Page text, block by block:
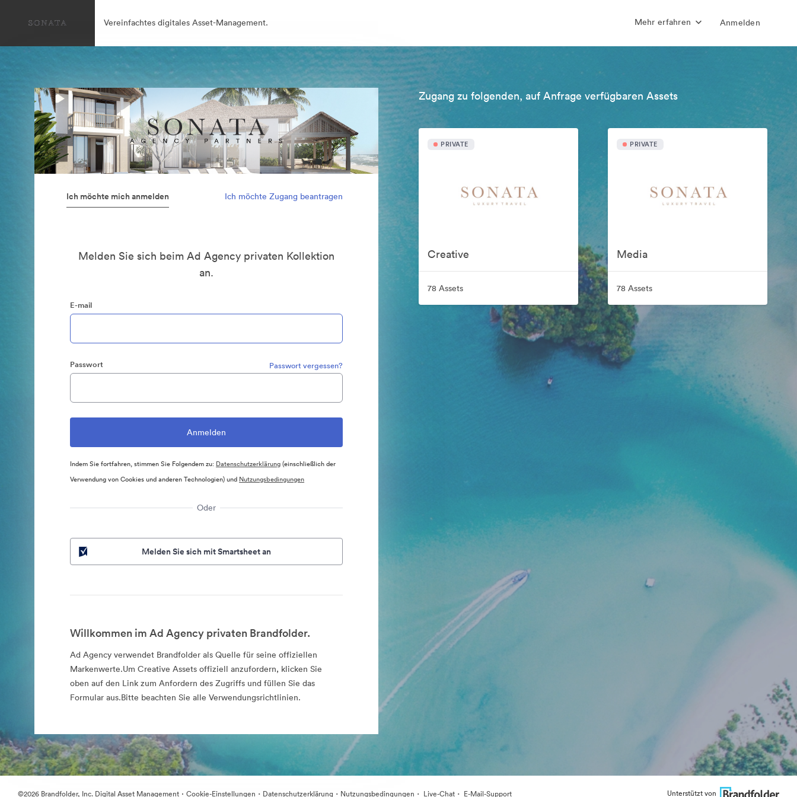
Vereinfachtes digitales Asset-Management. Mehr erfahren Anmelden
Ich möchte mich anmelden Ich möchte Zugang beantragen
Melden Sie sich beim Ad Agency privaten Kollektion
an.
E-mail
Passwort Passwort vergessen?
Indem Sie fortfahren, stimmen Sie Folgendem zu: Datenschutzerklärung(einschließlich der
Verwendung von Cookies und anderen Technologien) und Nutzungsbedingungen
Oder
Melden Sie sich mit Smartsheet an
Willkommen im Ad Agency privaten Brandfolder.
Ad Agency verwendet Brandfolder als Quelle für seine offiziellen
Markenwerte.Um Creative Assets offiziell anzufordern, klicken Sie
oben auf den Link zum Anfordern des Zugriffs und füllen Sie das
Formular aus.Bitte beachten Sie alle Verwendungsrichtlinien.
Zugang zu folgenden, auf Anfrage verfügbaren Assets
PRIVATE
Creative
78 Assets
PRIVATE
Media
78 Assets
©2026 Brandfolder, Inc. Digital Asset Management · Cookie-Einstellungen · Datenschutzerklärung · Nutzungsbedingungen · Live-Chat · E-Mail-Support Unterstützt von